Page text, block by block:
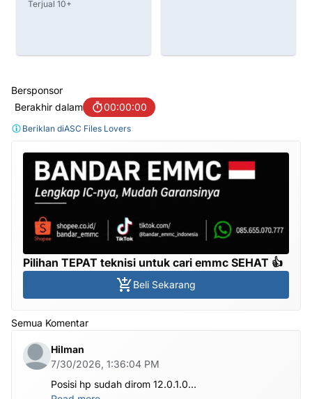
Terjual 10+
Bersponsor
Berakhir dalam
00:00:00
Beriklan diASC Files Lovers
Pilihan TEPAT teknisi untuk cari emmc SEHAT 👍
Beli Sekarang
Semua Komentar
Hilman
7/30/2026, 1:36:04 PM
Posisi hp sudah dirom 12.0.1.0